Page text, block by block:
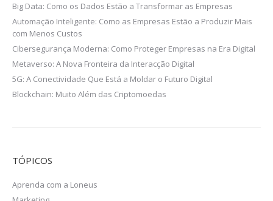
Big Data: Como os Dados Estão a Transformar as Empresas
Automação Inteligente: Como as Empresas Estão a Produzir Mais
com Menos Custos
Cibersegurança Moderna: Como Proteger Empresas na Era Digital
Metaverso: A Nova Fronteira da Interacção Digital
5G: A Conectividade Que Está a Moldar o Futuro Digital
Blockchain: Muito Além das Criptomoedas
TÓPICOS
Aprenda com a Loneus